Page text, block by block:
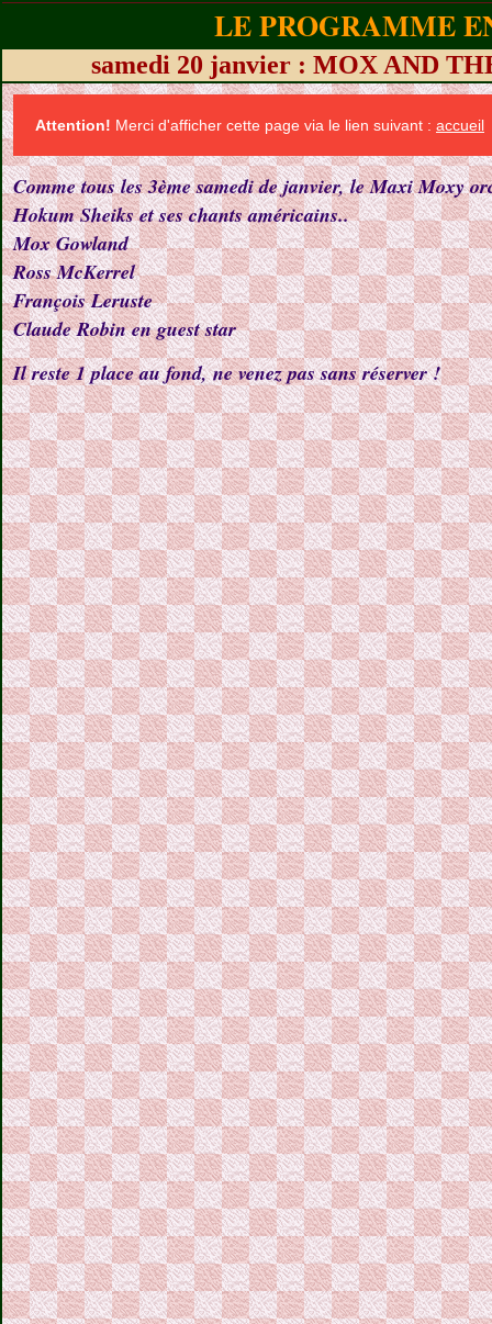
LE PROGRAMME
samedi 20 janvier : MOX AND
Attention! Merci d'afficher cette page via le lien suivant : accueil
Comme tous les 3ème samedi de janvier, le Maxi Moxy
Hokum Sheiks et ses chants américains..
Mox Gowland
Ross McKerrel
François Leruste
Claude Robin en guest star
Il reste 1 place au fond, ne venez pas sans réserver !